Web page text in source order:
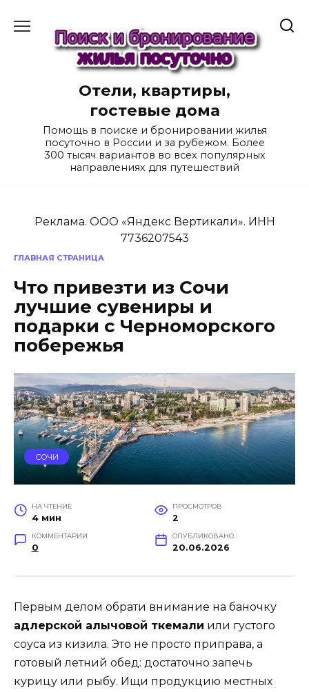
содержанию
Отели, квартиры,
гостевые дома
Помощь в поиске и бронировании жилья
посуточно в России и за рубежом. Более
300 тысяч вариантов во всех популярных
направлениях для путешествий
Реклама. ООО «Яндекс Вертикали». ИНН
7736207543
ГЛАВНАЯ СТРАНИЦА
Что привезти из Сочи
лучшие сувениры и
подарки с Черноморского
побережья
СОЧИ
НА ЧТЕНИЕ
4 мин
ПРОСМОТРОВ
2
КОММЕНТАРИИ
0
ОПУБЛИКОВАНО
20.06.2026
Первым делом обрати внимание на баночку
адлерской алычовой ткемали или густого
соуса из кизила. Это не просто приправа, а
готовый летний обед: достаточно запечь
курицу или рыбу. Ищи продукцию местных